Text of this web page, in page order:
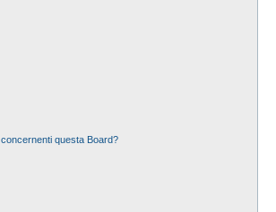
questa Board?